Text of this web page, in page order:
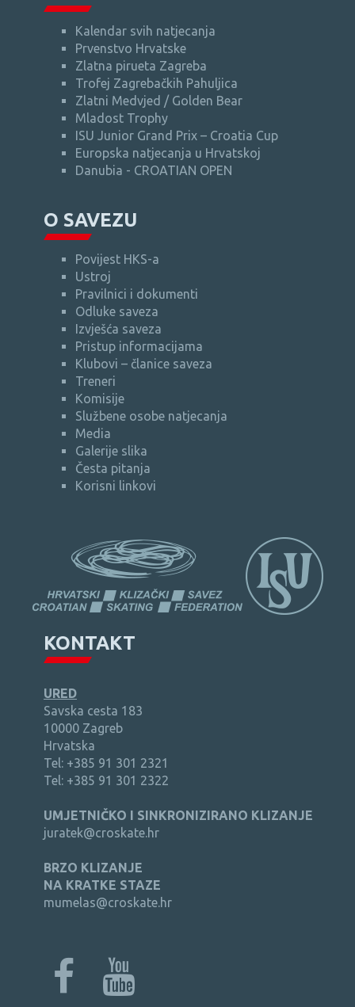
Kalendar svih natjecanja
Prvenstvo Hrvatske
Zlatna pirueta Zagreba
Trofej Zagrebačkih Pahuljica
Zlatni Medvjed / Golden Bear
Mladost Trophy
ISU Junior Grand Prix – Croatia Cup
Europska natjecanja u Hrvatskoj
Danubia - CROATIAN OPEN
O SAVEZU
Povijest HKS-a
Ustroj
Pravilnici i dokumenti
Odluke saveza
Izvješća saveza
Pristup informacijama
Klubovi – članice saveza
Treneri
Komisije
Službene osobe natjecanja
Media
Galerije slika
Česta pitanja
Korisni linkovi
KONTAKT
URED
Savska cesta 183
10000 Zagreb
Hrvatska
Tel: +385 91 301 2321
Tel: +385 91 301 2322
UMJETNIČKO I SINKRONIZIRANO KLIZANJE
juratek@croskate.hr
BRZO KLIZANJE
NA KRATKE STAZE
mumelas@croskate.hr